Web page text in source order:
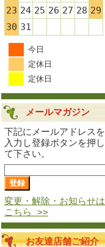
23 24 25 26 27 28 29
30 31
今日
定休日
定休日
メールマガジン
下記にメールアドレスを
入力し登録ボタンを押し
て下さい。
変更・解除・お知らせは
こちら >>
お友達店舗ご紹介